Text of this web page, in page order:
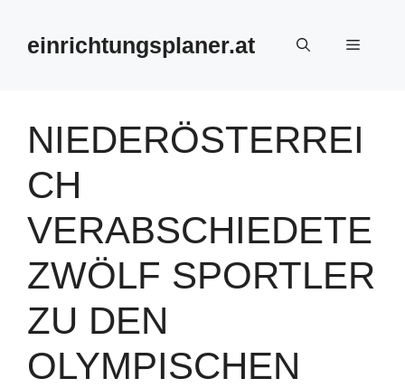
springeneinrichtungsplaner.at Menü
NIEDERÖSTERREI
CH
VERABSCHIEDETE
ZWÖLF SPORTLER
ZU DEN
OLYMPISCHEN